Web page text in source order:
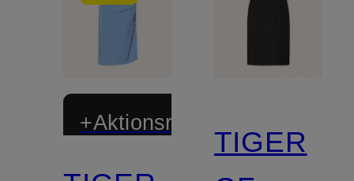
+Aktionsrabatt
TIGER